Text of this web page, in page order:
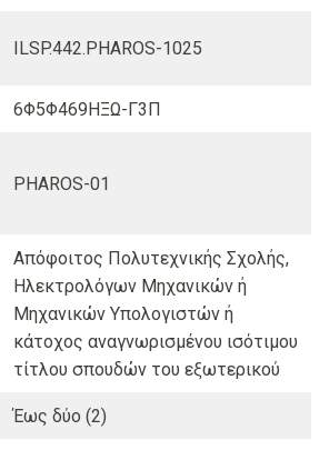
ILSP.442.PHAROS-1025
6Φ5Φ469ΗΞΩ-Γ3Π
PHAROS-01
Απόφοιτος Πολυτεχνικής Σχολής,
Ηλεκτρολόγων Μηχανικών ή
Μηχανικών Υπολογιστών ή
κάτοχος αναγνωρισμένου ισότιμου
τίτλου σπουδών του εξωτερικού
Έως δύο (2)